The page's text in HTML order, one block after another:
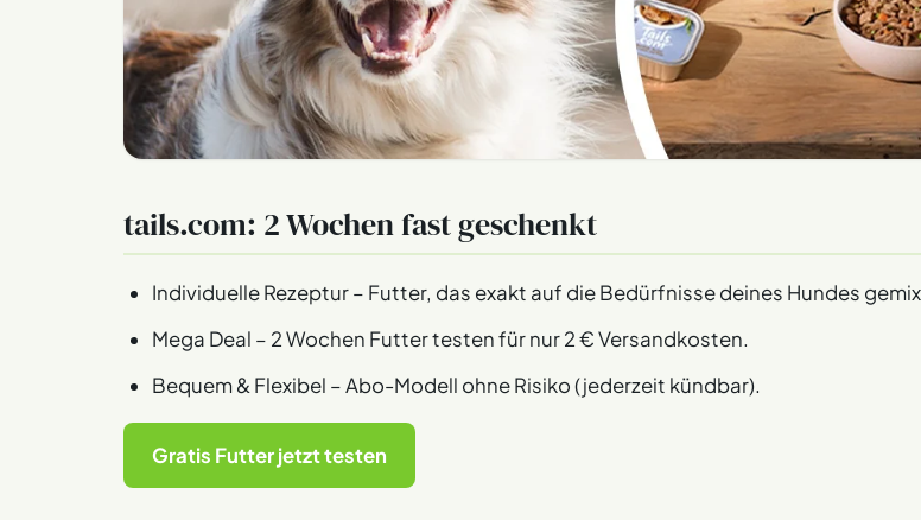
tails.com: 2 Wochen fast geschenkt
Individuelle Rezeptur – Futter, das exakt auf die Bedürfnisse deines Hundes
Mega Deal – 2 Wochen Futter testen für nur 2 € Versandkosten.
Bequem & Flexibel – Abo-Modell ohne Risiko (jederzeit kündbar).
Gratis Futter jetzt testen